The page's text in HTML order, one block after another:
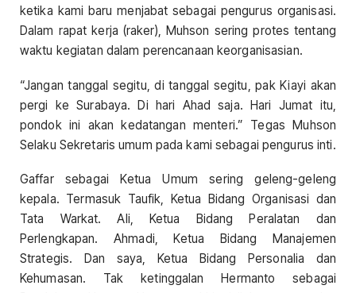
ketika kami baru menjabat sebagai pengurus organisasi.
Dalam rapat kerja (raker), Muhson sering protes tentang
waktu kegiatan dalam perencanaan keorganisasian.
“Jangan tanggal segitu, di tanggal segitu, pak Kiayi akan
pergi ke Surabaya. Di hari Ahad saja. Hari Jumat itu,
pondok ini akan kedatangan menteri.” Tegas Muhson
Selaku Sekretaris umum pada kami sebagai pengurus inti.
Gaffar sebagai Ketua Umum sering geleng-geleng
kepala. Termasuk Taufik, Ketua Bidang Organisasi dan
Tata Warkat. Ali, Ketua Bidang Peralatan dan
Perlengkapan. Ahmadi, Ketua Bidang Manajemen
Strategis. Dan saya, Ketua Bidang Personalia dan
Kehumasan. Tak ketinggalan Hermanto sebagai